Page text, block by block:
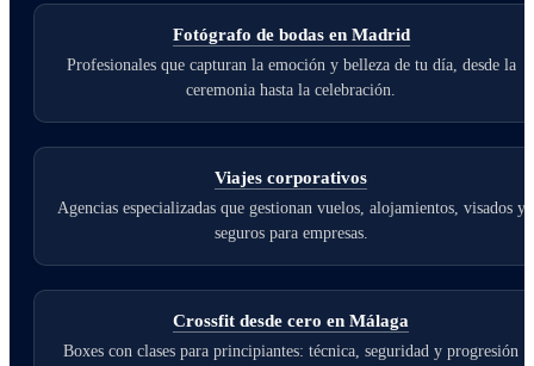
Fotógrafo de bodas en Madrid
Profesionales que capturan la emoción y belleza de tu día, desde la
ceremonia hasta la celebración.
Viajes corporativos
Agencias especializadas que gestionan vuelos, alojamientos, visados y
seguros para empresas.
Crossfit desde cero en Málaga
Boxes con clases para principiantes: técnica, seguridad y progresión